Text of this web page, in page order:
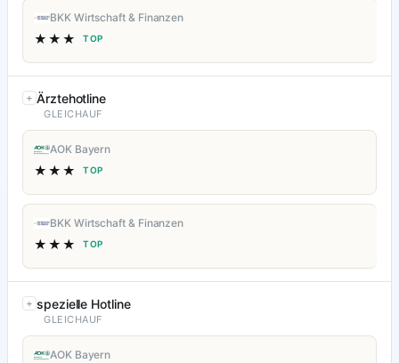
BKK Wirtschaft & Finanzen
★★★ TOP
Ärztehotline
GLEICHAUF
AOK Bayern
★★★ TOP
BKK Wirtschaft & Finanzen
★★★ TOP
spezielle Hotline
GLEICHAUF
AOK Bayern